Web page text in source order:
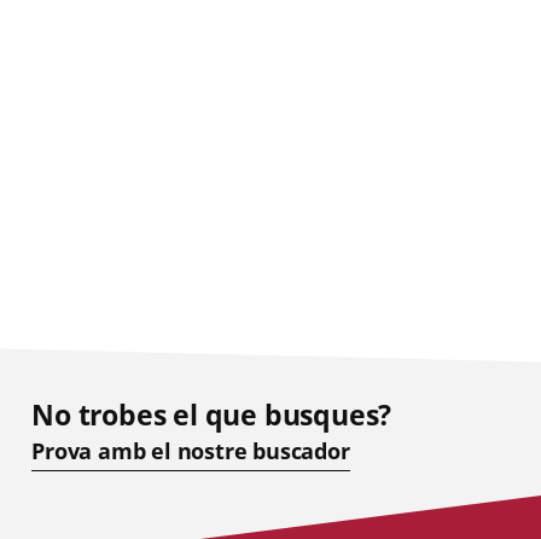
No trobes el que busques?
Prova amb el nostre buscador